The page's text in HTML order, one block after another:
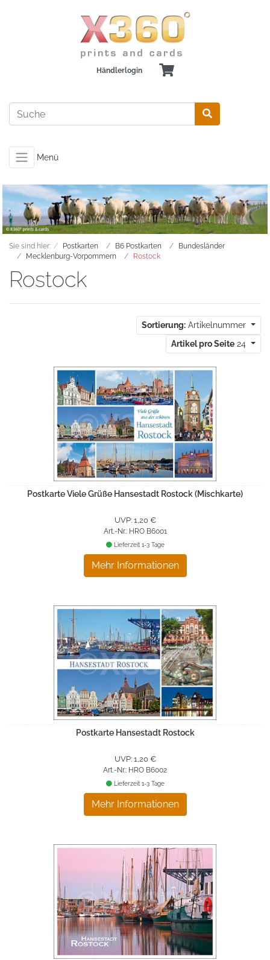
Händlerlogin
Menü
Sie sind hier: Postkarten B6 Postkarten
Bundesländer
Mecklenburg-Vorpommern
Rostock
Rostock
Sortierung: Artikelnummer
Artikel pro Seite 24
Postkarte Viele Grüße Hansestadt Rostock (Mischkarte)
UVP: 1,20 €
Art.-Nr.: HRO B6001
Mehr Informationen
Lieferzeit 1-3 Tage
Postkarte Hansestadt Rostock
UVP: 1,20 €
Art.-Nr.: HRO B6002
Mehr Informationen
Lieferzeit 1-3 Tage